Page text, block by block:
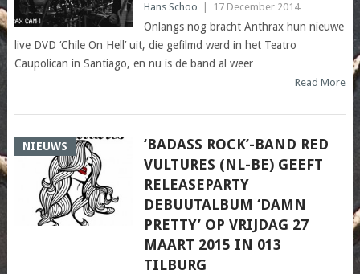
Hans Schoo 17 December 2014
Onlangs nog bracht Anthrax hun nieuwe
live DVD ‘Chile On Hell’ uit, die gefilmd werd in het Teatro
Caupolican in Santiago, en nu is de band al weer
Read More
NIEUWS
‘BADASS ROCK’-BAND RED
VULTURES (NL-BE) GEEFT
RELEASEPARTY
DEBUUTALBUM ‘DAMN
PRETTY’ OP VRIJDAG 27
MAART 2015 IN 013
TILBURG